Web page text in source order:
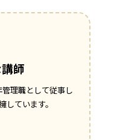
師
理職として従事し
しています。